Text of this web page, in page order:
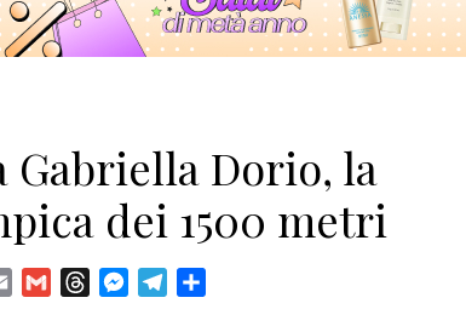
Gabriella Dorio, la
dei 1500 metri
Email Gmail ThreadsMessenger
Telegram